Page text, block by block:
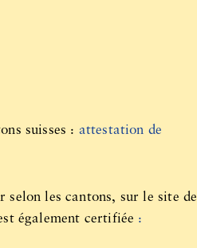
suisses : attestation de
les cantons, sur le site de
également certifiée :